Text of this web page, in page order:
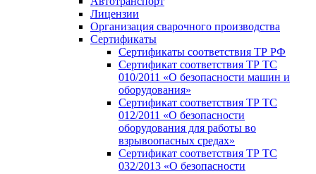
Лицензии
Организация сварочного производства
Cертификаты
Сертификаты соответствия ТР РФ
Сертификат соответствия ТР ТС
010/2011 «О безопасности машин и
оборудования»
Сертификат соответствия ТР ТС
012/2011 «О безопасности
оборудования для работы во
взрывоопасных средах»
Сертификат соответствия ТР ТС
032/2013 «О безопасности